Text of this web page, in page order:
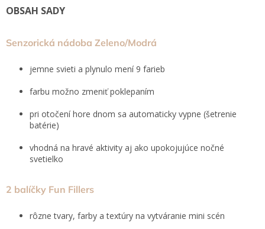
OBSAH SADY
Senzorická nádoba Zeleno/Modrá
jemne svieti a plynulo mení 9 farieb
farbu možno zmeniť poklepaním
pri otočení hore dnom sa automaticky vypne (šetrenie
batérie)
vhodná na hravé aktivity aj ako upokojujúce nočné
svetielko
2 balíčky Fun Fillers
rôzne tvary, farby a textúry na vytváranie mini scén